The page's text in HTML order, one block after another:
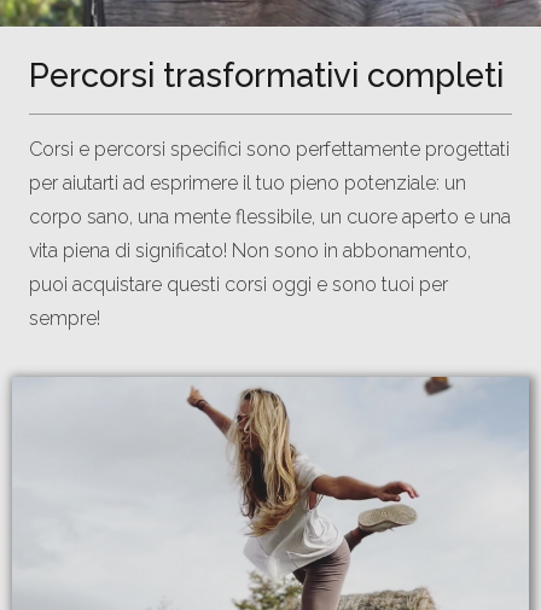
Percorsi trasformativi completi
Corsi e percorsi specifici sono perfettamente progettati
per aiutarti ad esprimere il tuo pieno potenziale: un
corpo sano, una mente flessibile, un cuore aperto e una
vita piena di significato! Non sono in abbonamento,
puoi acquistare questi corsi oggi e sono tuoi per
sempre!